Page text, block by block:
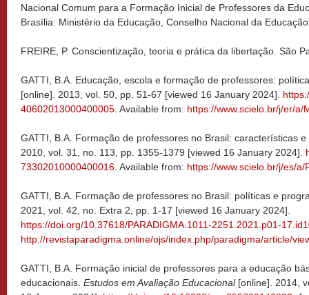
Nacional Comum para a Formação Inicial de Professores da
Brasília: Ministério da Educação, Conselho Nacional da
FREIRE, P. Conscientização, teoria e prática da libertação. São
GATTI, B.A. Educação, escola e formação de professores:
[online]. 2013, vol. 50, pp. 51-67 [viewed 16 January 2024].
40602013000400005 . Available from: https://www.scielo.br/j/er/a/
GATTI, B.A. Formação de professores no Brasil: características
2010, vol. 31, no. 113, pp. 1355-1379 [viewed 16 January 2024].
73302010000400016 . Available from: https://www.scielo.br/j/es/
GATTI, B.A. Formação de professores no Brasil: políticas e
2021, vol. 42, no. Extra 2, pp. 1-17 [viewed 16 January 2024].
https://doi.org/10.37618/PARADIGMA.1011-2251.2021.p01-
http://revistaparadigma.online/ojs/index.php/paradigma/article/
GATTI, B.A. Formação inicial de professores para a educação
educacionais. Estudos em Avaliação Educacional[online]. 2014,